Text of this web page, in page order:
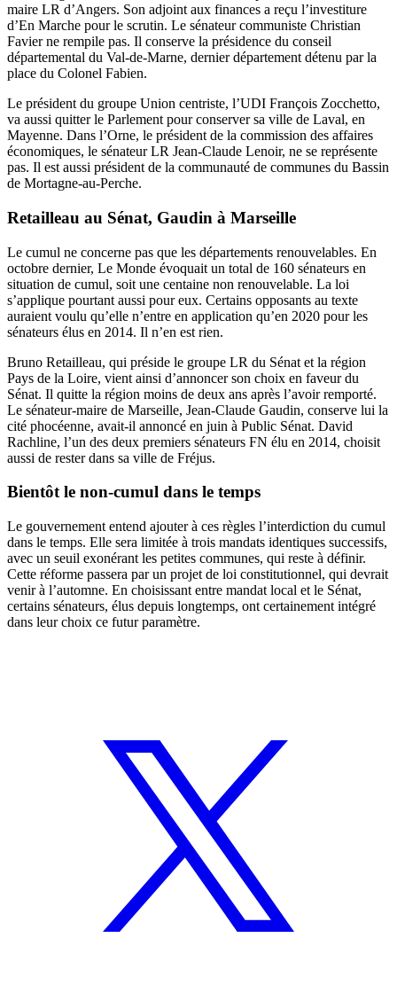
maire LR d’Angers. Son adjoint aux finances a reçu l’investiture
d’En Marche pour le scrutin. Le sénateur communiste Christian
Favier ne rempile pas. Il conserve la présidence du conseil
départemental du Val-de-Marne, dernier département détenu par la
place du Colonel Fabien.
Le président du groupe Union centriste, l’UDI François Zocchetto,
va aussi quitter le Parlement pour conserver sa ville de Laval, en
Mayenne. Dans l’Orne, le président de la commission des affaires
économiques, le sénateur LR Jean-Claude Lenoir, ne se représente
pas. Il est aussi président de la communauté de communes du Bassin
de Mortagne-au-Perche.
Retailleau au Sénat, Gaudin à Marseille
Le cumul ne concerne pas que les départements renouvelables. En
octobre dernier, Le Monde évoquait un total de 160 sénateurs en
situation de cumul, soit une centaine non renouvelable. La loi
s’applique pourtant aussi pour eux. Certains opposants au texte
auraient voulu qu’elle n’entre en application qu’en 2020 pour les
sénateurs élus en 2014. Il n’en est rien.
Bruno Retailleau, qui préside le groupe LR du Sénat et la région
Pays de la Loire, vient ainsi d’annoncer son choix en faveur du
Sénat. Il quitte la région moins de deux ans après l’avoir remporté.
Le sénateur-maire de Marseille, Jean-Claude Gaudin, conserve lui la
cité phocéenne, avait-il annoncé en juin à Public Sénat. David
Rachline, l’un des deux premiers sénateurs FN élu en 2014, choisit
aussi de rester dans sa ville de Fréjus.
Bientôt le non-cumul dans le temps
Le gouvernement entend ajouter à ces règles l’interdiction du cumul
dans le temps. Elle sera limitée à trois mandats identiques successifs,
avec un seuil exonérant les petites communes, qui reste à définir.
Cette réforme passera par un projet de loi constitutionnel, qui devrait
venir à l’automne. En choisissant entre mandat local et le Sénat,
certains sénateurs, élus depuis longtemps, ont certainement intégré
dans leur choix ce futur paramètre.